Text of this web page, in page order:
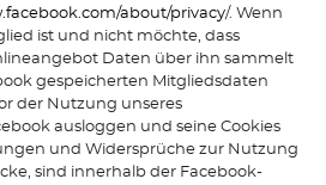
about/privacy/. Wenn
ist und nicht möchte, dass
Daten über ihn sammelt
gespeicherten Mitgliedsdaten
der Nutzung unseres
ausloggen und seine Cookies
und Widersprüche zur Nutzung
sind innerhalb der Facebook-